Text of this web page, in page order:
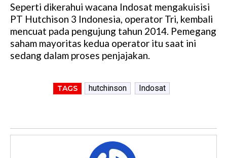
M
u
t
e
Seperti dikerahui wacana Indosat mengakuisisi
PT Hutchison 3 Indonesia, operator Tri, kembali
mencuat pada pengujung tahun 2014. Pemegang
saham mayoritas kedua operator itu saat ini
sedang dalam proses penjajakan.
TAGS hutchinson Indosat